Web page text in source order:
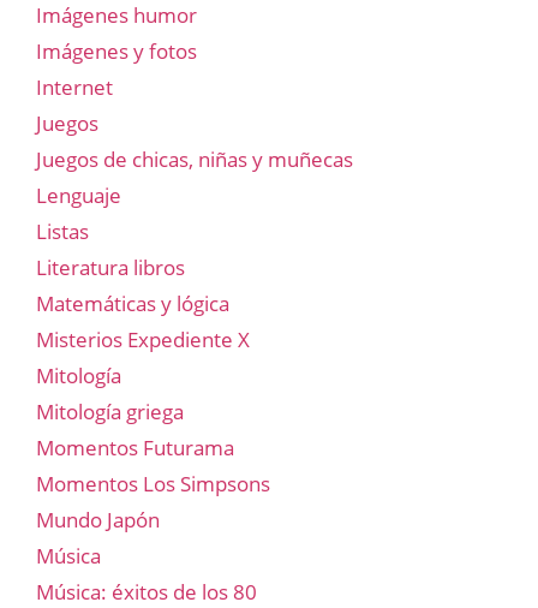
Imágenes humor
Imágenes y fotos
Internet
Juegos
Juegos de chicas, niñas y muñecas
Lenguaje
Listas
Literatura libros
Matemáticas y lógica
Misterios Expediente X
Mitología
Mitología griega
Momentos Futurama
Momentos Los Simpsons
Mundo Japón
Música
Música: éxitos de los 80